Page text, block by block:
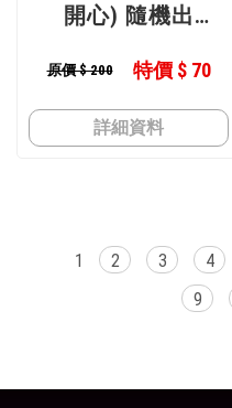
開心) 隨機出
開心)
原價 $ 200 特價 $ 70
詳細資料
1 2 3 4
9